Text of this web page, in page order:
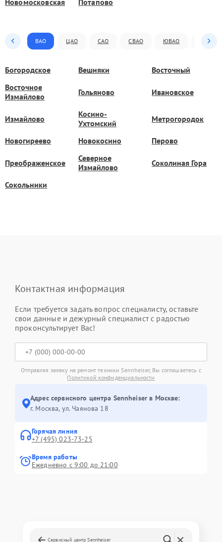
Новомосковская Потапово
ВАО ЦАО САО СВАО ЮВАО ЮАО
Богородское Вешняки
Восточный
Восточное
Измайлово
Гольяново Ивановское
Измайлово
Косино-
Ухтомский
Метрогородок
Новогиреево Новокосино Перово
Преображенское
Северное
Измайлово
Соколиная Гора
Сокольники
Контактная информация
Если требуется задать вопрос специалисту, оставьте
свои данные и дежурный специалист с радостью
проконсультирует Вас!
Отправляя заявку на ремонт техники Sennheiser, Вы соглашаетесь с
Политикой конфиденциальности
Адрес сервисного центра Sennheiser в Москве:
г. Москва, ул. Чаянова 18
Горячая линия
+7 (495) 023-73-25
Время работы
Ежедневно с 9:00 до 21:00
Сервисный центр Sennheiser